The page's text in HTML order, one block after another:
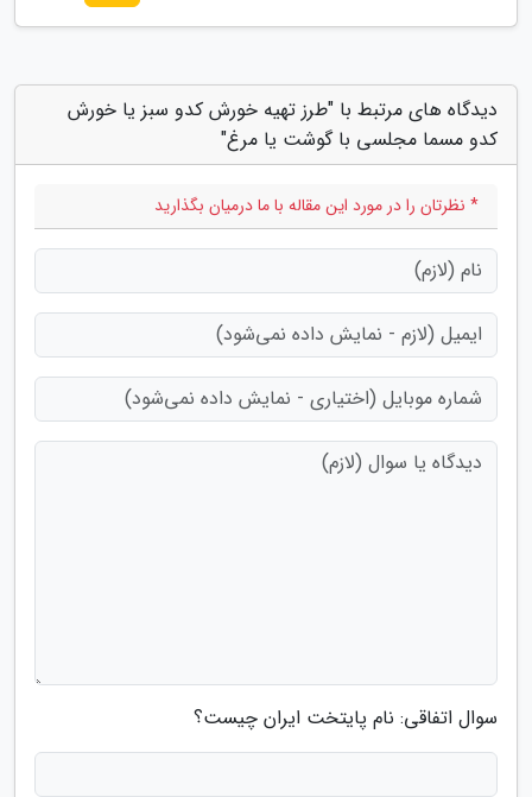
دیدگاه های مرتبط با "طرز تهیه خورش کدو سبز یا خورش
کدو مسما مجلسی با گوشت یا مرغ"
* نظرتان را در مورد این مقاله با ما درمیان بگذارید
سوال اتفاقی: نام پایتخت ایران چیست؟